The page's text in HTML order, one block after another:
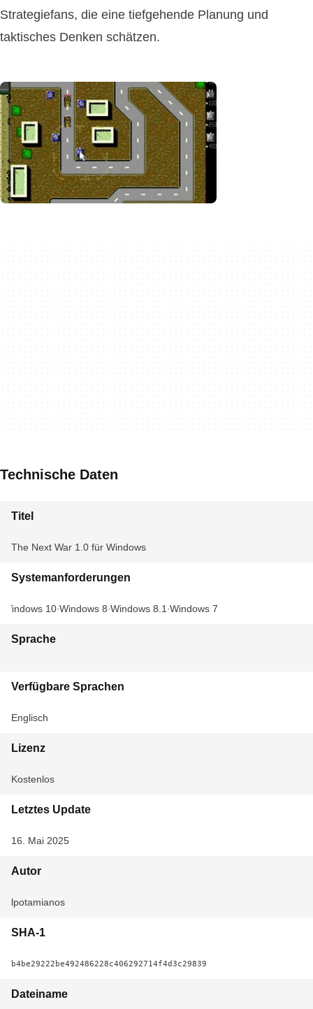
Strategiefans, die eine tiefgehende Planung und
taktisches Denken schätzen.
Technische Daten
Titel
The Next War 1.0 für Windows
Systemanforderungen
Windows 10 Windows 8 Windows 8.1 Windows 7
Sprache
Verfügbare Sprachen
Englisch
Lizenz
Kostenlos
Letztes Update
16. Mai 2025
Autor
lpotamianos
SHA-1
b4be29222be492486228c406292714f4d3c29839
Dateiname